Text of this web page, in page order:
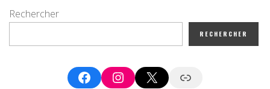
Rechercher
RECHERCHER
FacebookInstagram
X Google News